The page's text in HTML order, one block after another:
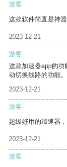
游客
这款软件简直是神
2023-12-21
游客
这款加速器app的功
动切换线路的功能。
2023-12-21
游客
超级好用的加速器
2023-12-21
游客